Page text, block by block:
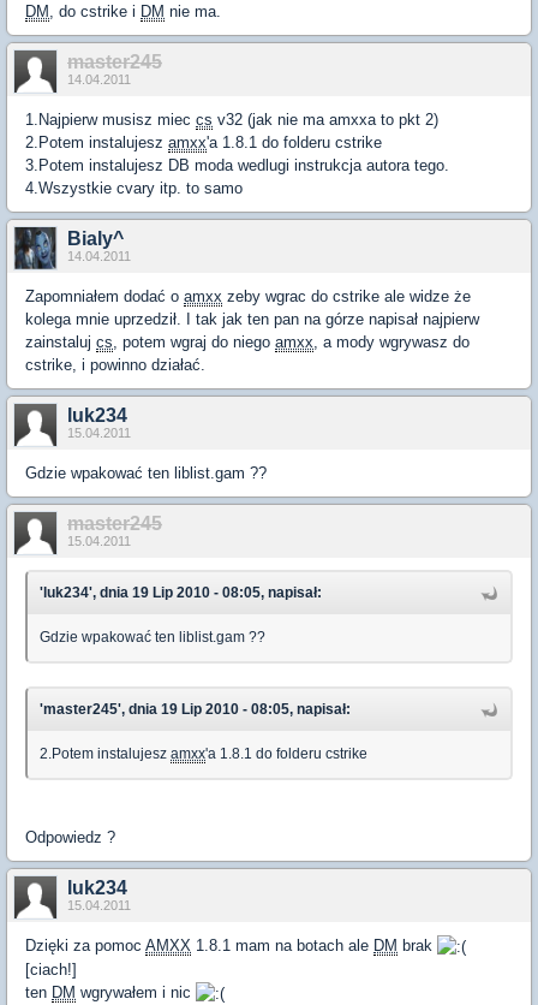
DM , do cstrike i DM nie ma.
master245
14.04.2011
1.Najpierw musisz miec cs v32 (jak nie ma amxxa to pkt 2)
2.Potem instalujesz amxx'a 1.8.1 do folderu cstrike
3.Potem instalujesz DB moda wedlugi instrukcja autora tego.
4.Wszystkie cvary itp. to samo
Bialy^
14.04.2011
Zapomniałem dodać o amxx zeby wgrac do cstrike ale widze że
kolega mnie uprzedził. I tak jak ten pan na górze napisał najpierw
zainstaluj cs, potem wgraj do niego amxx, a mody wgrywasz do
cstrike, i powinno działać.
luk234
15.04.2011
Gdzie wpakować ten liblist.gam ??
master245
15.04.2011
'luk234', dnia 19 Lip 2010 - 08:05, napisał:
Gdzie wpakować ten liblist.gam ??
'master245', dnia 19 Lip 2010 - 08:05, napisał:
2.Potem instalujesz amxx'a 1.8.1 do folderu cstrike
Odpowiedz ?
luk234
15.04.2011
Dzięki za pomoc AMXX 1.8.1 mam na botach ale DM brak
[ciach!]
ten DM wgrywałem i nic